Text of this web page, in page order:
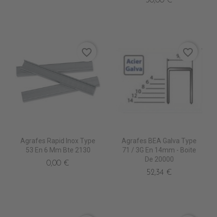
Agrafes Rapid Inox Type
53 En 6 Mm Bte 2130
0,00 €
favorite_border
Agrafes BEA Galva Type
71 / 3G En 14mm - Boite
De 20000
52,34 €
favorite_border